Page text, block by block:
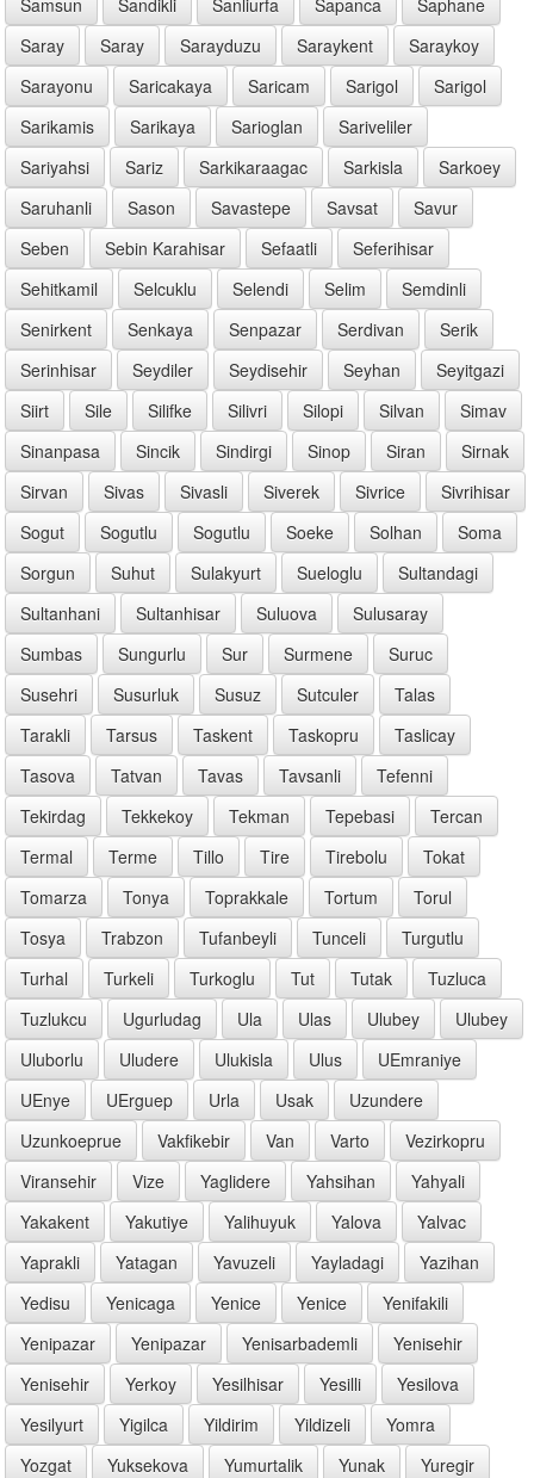
Saray
Saray Sarayduzu Saraykent
Saraykoy
Sarayonu
Saricakaya Saricam Sarigol
Sarigol
Sarikamis
Sarikaya Sarioglan
Sariveliler
Sariyahsi
Sariz Sarkikaraagac Sarkisla
Sarkoey
Saruhanli
Sason Savastepe Savsat
Savur
Seben
Sebin Karahisar Sefaatli
Seferihisar
Sehitkamil
Selcuklu Selendi Selim
Semdinli
Senirkent
Senkaya Senpazar Serdivan
Serik
Serinhisar
Seydiler Seydisehir Seyhan
Seyitgazi
Siirt
Sile Silifke Silivri Silopi Silvan
Simav
Sinanpasa
Sincik Sindirgi Sinop Siran
Sirnak
Sirvan
Sivas Sivasli Siverek Sivrice
Sivrihisar
Sogut
Sogutlu Sogutlu Soeke Solhan
Soma
Sorgun
Suhut Sulakyurt Sueloglu
Sultandagi
Sultanhani
Sultanhisar Suluova
Sulusaray
Sumbas
Sungurlu Sur Surmene
Suruc
Susehri
Susurluk Susuz Sutculer
Talas
Tarakli
Tarsus Taskent Taskopru
Taslicay
Tasova
Tatvan Tavas Tavsanli
Tefenni
Tekirdag
Tekkekoy Tekman Tepebasi
Tercan
Termal
Terme Tillo Tire Tirebolu
Tokat
Tomarza
Tonya Toprakkale Tortum
Torul
Tosya
Trabzon Tufanbeyli Tunceli
Turgutlu
Turhal
Turkeli Turkoglu Tut Tutak
Tuzluca
Tuzlukcu
Ugurludag Ula Ulas Ulubey
Ulubey
Uluborlu
Uludere Ulukisla Ulus
UEmraniye
UEnye
UErguep Urla Usak
Uzundere
Uzunkoeprue
Vakfikebir Van Varto
Vezirkopru
Viransehir
Vize Yaglidere Yahsihan
Yahyali
Yakakent
Yakutiye Yalihuyuk Yalova
Yalvac
Yaprakli
Yatagan Yavuzeli Yayladagi
Yazihan
Yedisu
Yenicaga Yenice Yenice
Yenifakili
Yenipazar
Yenipazar Yenisarbademli
Yenisehir
Yenisehir
Yerkoy Yesilhisar Yesilli
Yesilova
Yesilyurt
Yigilca Yildirim Yildizeli
Yomra
Yozgat
Yuksekova Yumurtalik Yunak
Yuregir